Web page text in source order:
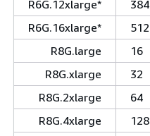
R6G.12xlarge*
384
R6G.16xlarge*
512
R8G.large
16
R8G.xlarge
32
R8G.2xlarge
64
R8G.4xlarge
128